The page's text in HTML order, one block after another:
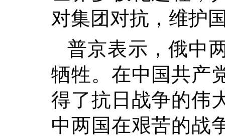
对集团对抗，维护
普京表示，俄中
牺牲。在中国共产
得了抗日战争的伟
中两国在艰苦的战